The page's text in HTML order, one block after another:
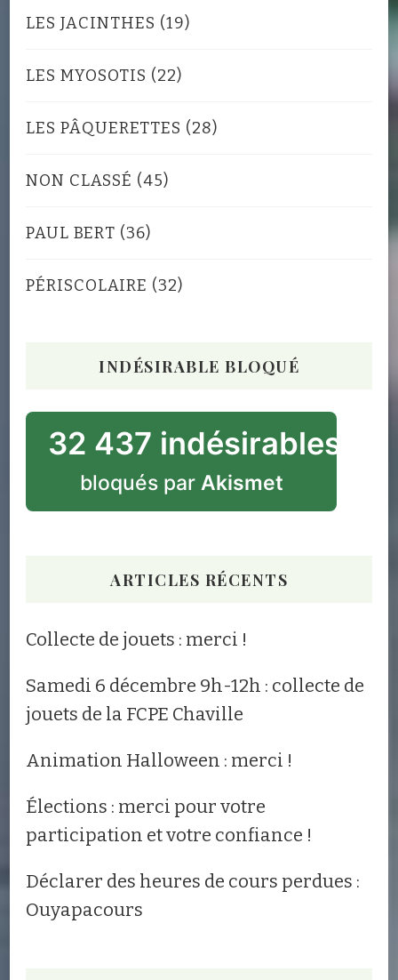
LES JACINTHES (19)
LES MYOSOTIS (22)
LES PÂQUERETTES (28)
NON CLASSÉ (45)
PAUL BERT (36)
PÉRISCOLAIRE (32)
INDÉSIRABLE BLOQUÉ
32 437 indésirables
bloqués par Akismet
ARTICLES RÉCENTS
Collecte de jouets : merci !
Samedi 6 décembre 9h-12h : collecte de
jouets de la FCPE Chaville
Animation Halloween : merci !
Élections : merci pour votre
participation et votre confiance !
Déclarer des heures de cours perdues :
Ouyapacours